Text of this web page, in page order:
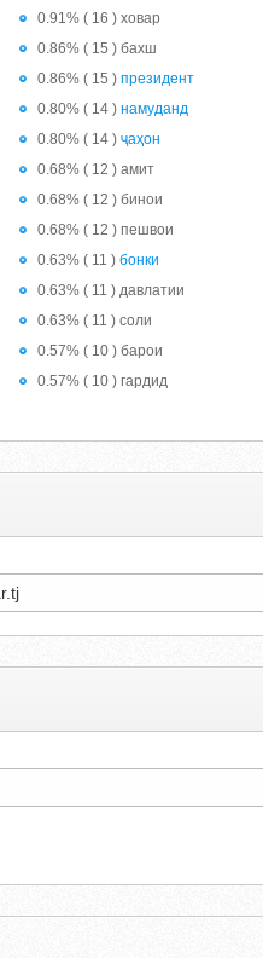
0.91% ( 16 ) ховар
0.86% ( 15 ) бахш
0.86% ( 15 )президент
0.80% ( 14 )намуданд
0.80% ( 14 )ҷаҳон
0.68% ( 12 ) амит
0.68% ( 12 ) бинои
0.68% ( 12 ) пешвои
0.63% ( 11 )бонки
0.63% ( 11 ) давлатии
0.63% ( 11 ) соли
0.57% ( 10 ) барои
0.57% ( 10 ) гардид